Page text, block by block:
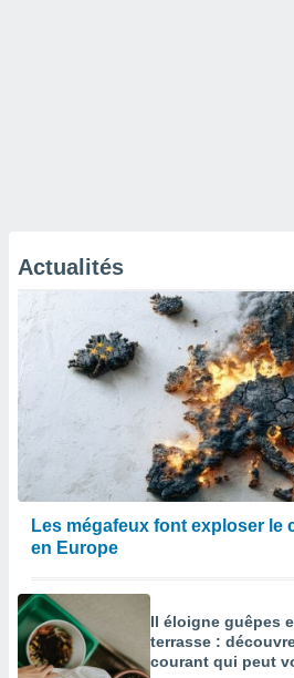
Actualités
Les mégafeux font exploser le
en Europe
Il éloigne guêpes
terrasse :
courant qui peut